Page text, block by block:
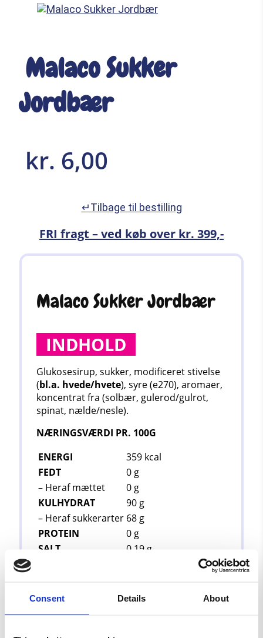
Consent Details About
Malaco Sukker
Jordbær
kr. 6,00
↵Tilbage til bestilling
FRI fragt – ved køb over kr. 399,-
Malaco Sukker Jordbær
INDHOLD
Glukosesirup, sukker, modificeret stivelse
(bl.a. hvede/hvete), syre (e270), aromaer,
koncentrat fra (solbær, gulerod/gulrot,
spinat, nælde/nesle).
NÆRINGSVÆRDI PR. 100G
ENERGI
359 kcal
FEDT
0 g
– Heraf mættet
0 g
KULHYDRAT
90 g
– Heraf sukkerarter 68 g
PROTEIN
0 g
SALT
0,19 g